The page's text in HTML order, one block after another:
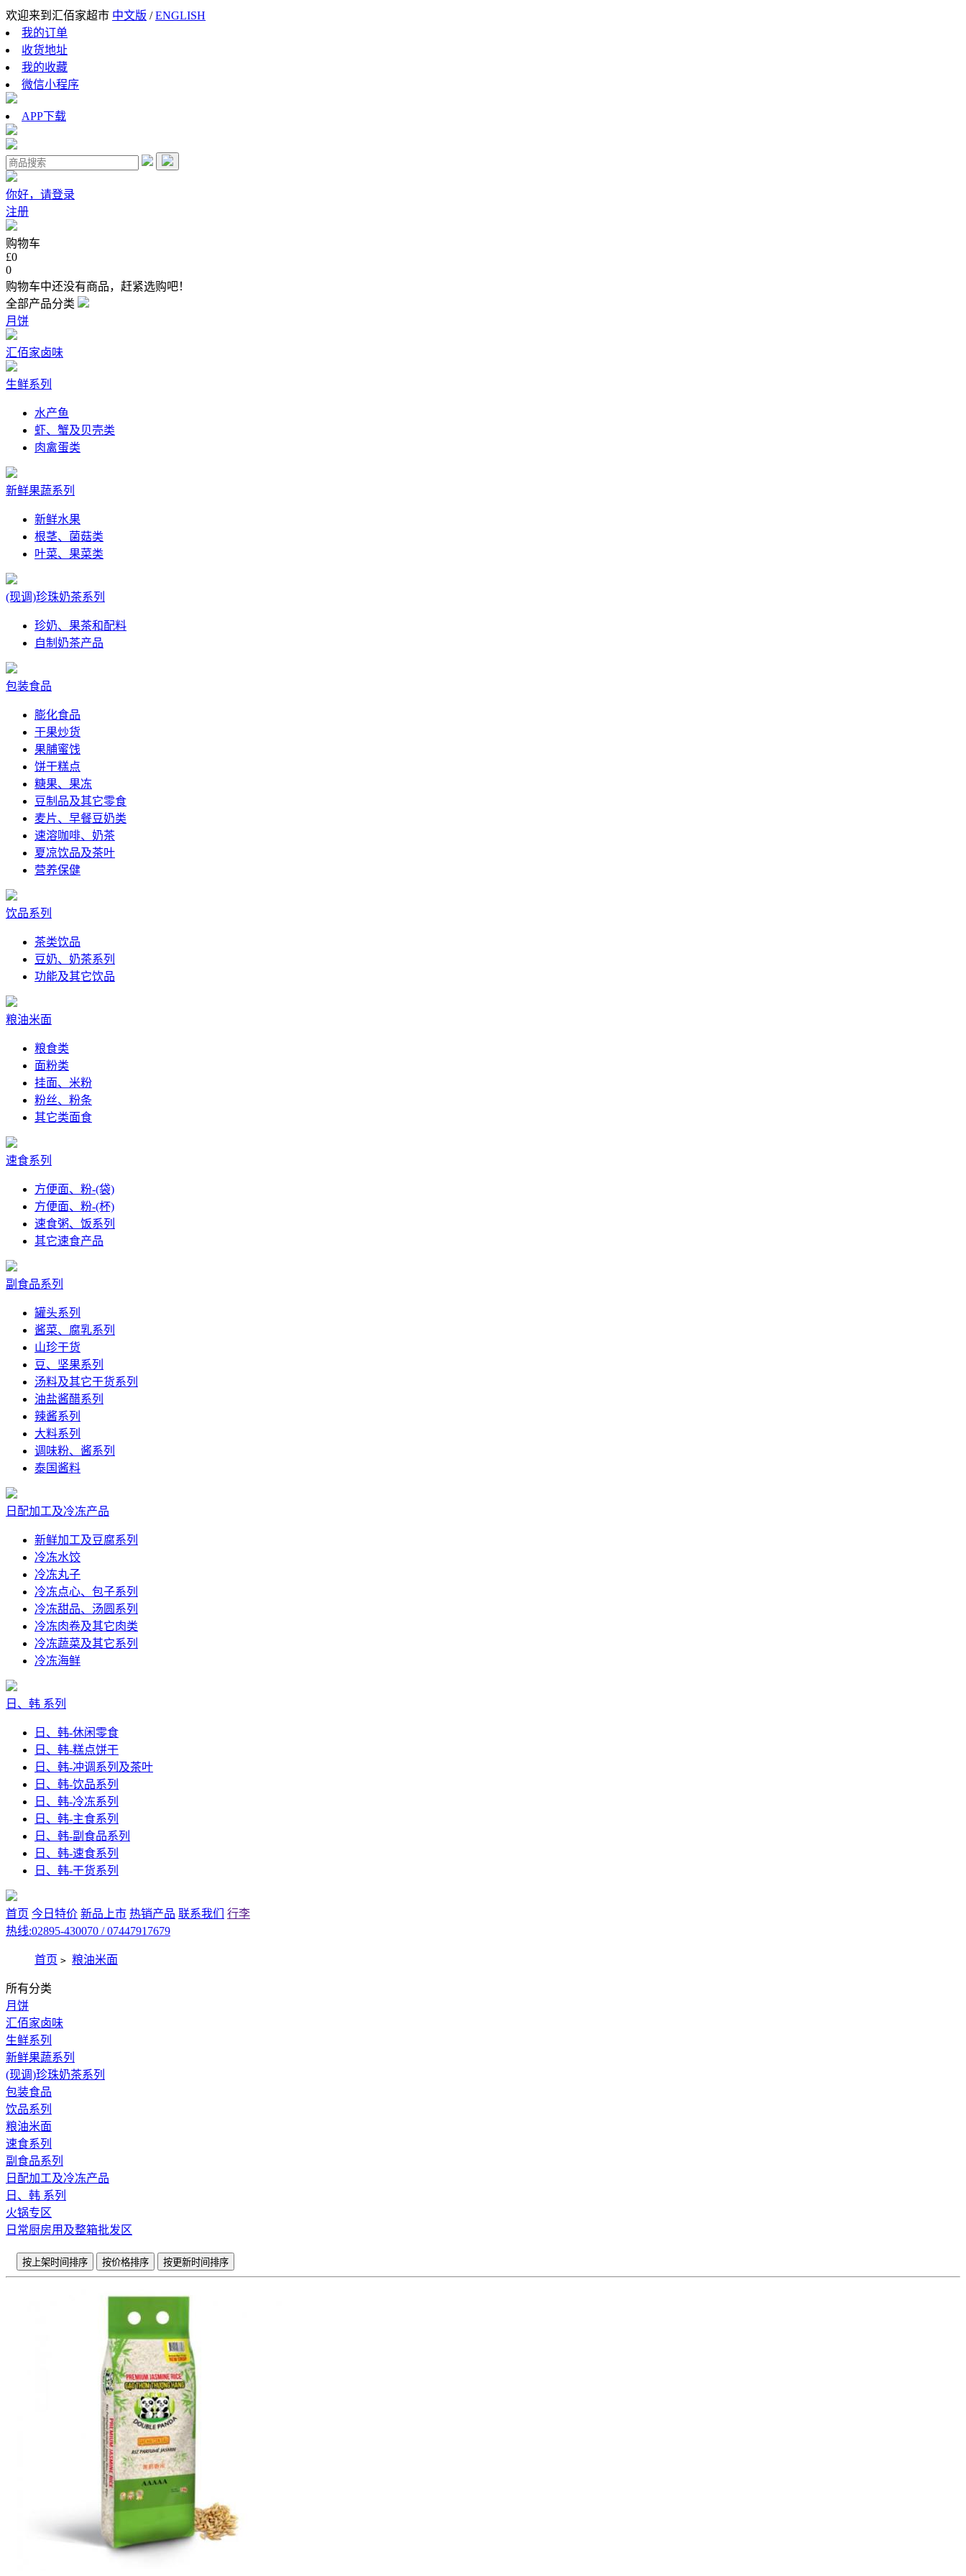
欢迎来到汇佰家超市 中文版 /ENGLISH
我的订单
收货地址
我的收藏
微信小程序
APP下载
你好，请登录
注册
购物车
£0
0
购物车中还没有商品，赶紧选购吧！
全部产品分类
月饼
汇佰家卤味
生鲜系列
水产鱼
虾、蟹及贝壳类
肉禽蛋类
新鲜果蔬系列
新鲜水果
根茎、菌菇类
叶菜、果菜类
(现调)珍珠奶茶系列
珍奶、果茶和配料
自制奶茶产品
包装食品
膨化食品
干果炒货
果脯蜜饯
饼干糕点
糖果、果冻
豆制品及其它零食
麦片、早餐豆奶类
速溶咖啡、奶茶
夏凉饮品及茶叶
营养保健
饮品系列
茶类饮品
豆奶、奶茶系列
功能及其它饮品
粮油米面
粮食类
面粉类
挂面、米粉
粉丝、粉条
其它类面食
速食系列
方便面、粉-(袋)
方便面、粉-(杯)
速食粥、饭系列
其它速食产品
副食品系列
罐头系列
酱菜、腐乳系列
山珍干货
豆、坚果系列
汤料及其它干货系列
油盐酱醋系列
辣酱系列
大料系列
调味粉、酱系列
泰国酱料
日配加工及冷冻产品
新鲜加工及豆腐系列
冷冻水饺
冷冻丸子
冷冻点心、包子系列
冷冻甜品、汤圆系列
冷冻肉卷及其它肉类
冷冻蔬菜及其它系列
冷冻海鲜
日、韩 系列
日、韩-休闲零食
日、韩-糕点饼干
日、韩-冲调系列及茶叶
日、韩-饮品系列
日、韩-冷冻系列
日、韩-主食系列
日、韩-副食品系列
日、韩-速食系列
日、韩-干货系列
首页 今日特价 新品上市 热销产品 联系我们
行李
热线:02895-430070 / 07447917679
首页 > 粮油米面
所有分类
月饼
汇佰家卤味
生鲜系列
新鲜果蔬系列
(现调)珍珠奶茶系列
包装食品
饮品系列
粮油米面
速食系列
副食品系列
日配加工及冷冻产品
日、韩 系列
火锅专区
日常厨房用及整箱批发区
按上架时间排序 按价格排序 按更新时间排序